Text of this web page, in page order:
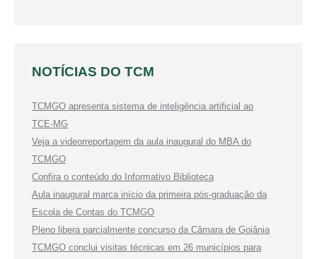
NOTÍCIAS DO TCM
TCMGO apresenta sistema de inteligência artificial ao
TCE-MG
Veja a videorreportagem da aula inaugural do MBA do
TCMGO
Confira o conteúdo do Informativo Biblioteca
Aula inaugural marca início da primeira pós-graduação da
Escola de Contas do TCMGO
Pleno libera parcialmente concurso da Câmara de Goiânia
TCMGO conclui visitas técnicas em 26 municípios para